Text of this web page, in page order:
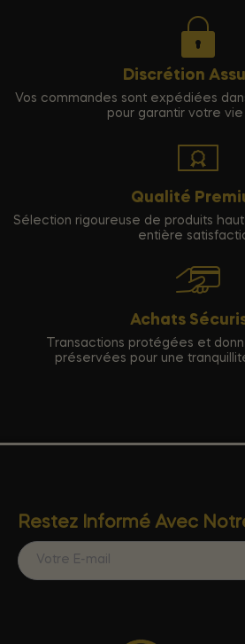
Discrétion
Vos commandes sont expédiées
pour garantir votre
Qualité
Sélection rigoureuse de produits
entière
Achats
Transactions protégées et
préservées pour une
Restez Informé Avec